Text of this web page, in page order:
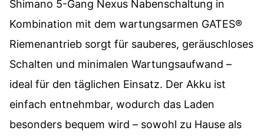
Shimano 5-Gang Nexus Nabenschaltung in
Kombination mit dem wartungsarmen GATES®
Riemenantrieb sorgt für sauberes, geräuschloses
Schalten und minimalen Wartungsaufwand –
ideal für den täglichen Einsatz. Der Akku ist
einfach entnehmbar, wodurch das Laden
besonders bequem wird – sowohl zu Hause als